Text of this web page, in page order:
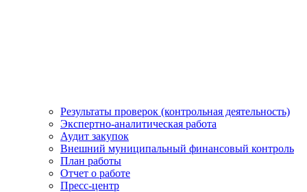
Результаты проверок (контрольная деятельность)
Экспертно-аналитическая работа
Аудит закупок
Внешний муниципальный финансовый контроль
План работы
Отчет о работе
Пресс-центр